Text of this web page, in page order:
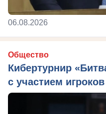
06.08.2026
Общество
Кибертурнир
с участием